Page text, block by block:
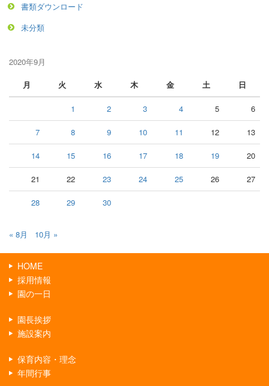
書類ダウンロード
未分類
2020年9月
月
火 水 木 金 土 日
1 2 3 4 5 6
7 8 9 10 11 12 13
14 15 16 17 18 19 20
21 22 23 24 25 26 27
28 29 30
« 8月 10月 »
HOME
採用情報
園の一日
園長挨拶
施設案内
保育内容・理念
年間行事